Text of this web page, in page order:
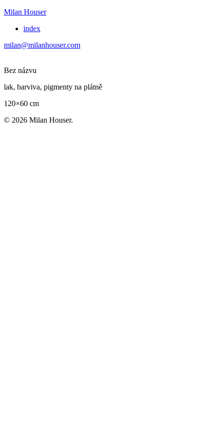
Milan Houser
index
milan@milanhouser.com
Bez názvu
lak, barviva, pigmenty na plátně
120×60 cm
© 2026 Milan Houser.